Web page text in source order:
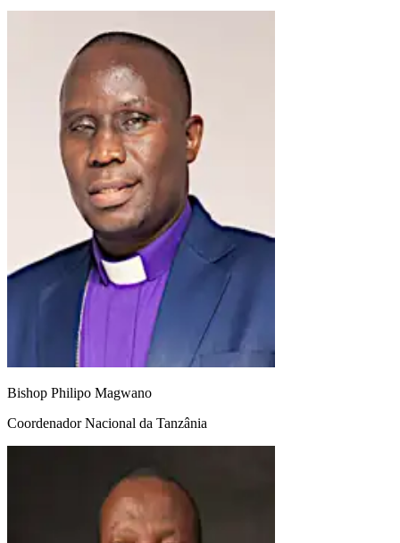
Bishop Philipo Magwano
Coordenador Nacional da Tanzânia